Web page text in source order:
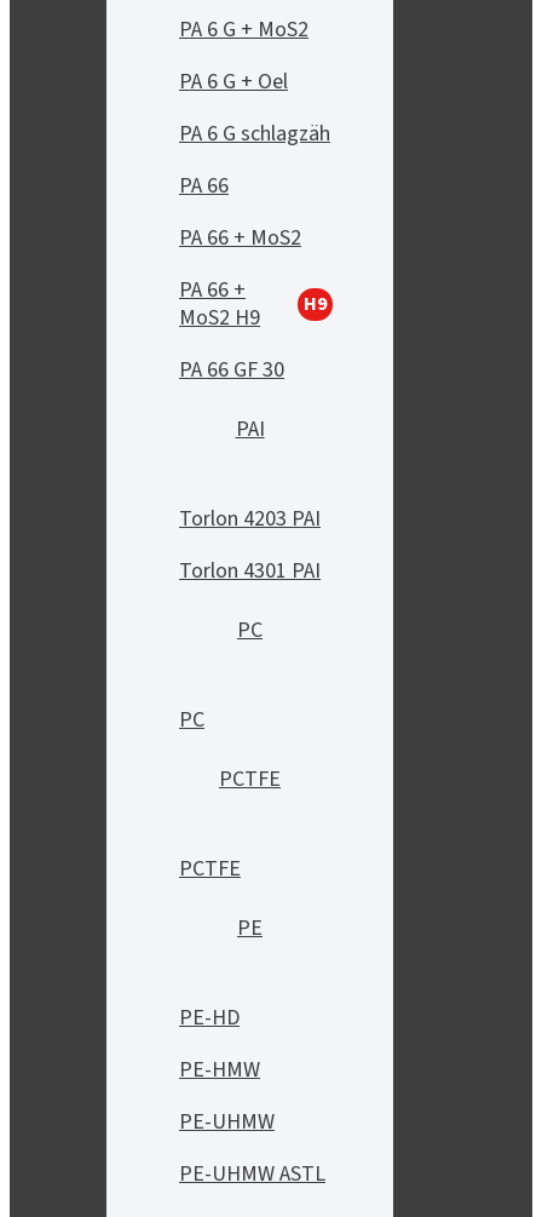
PA 6 G + MoS2
PA 6 G + Oel
PA 6 G schlagzäh
PA 66
PA 66 + MoS2
PA 66 +
MoS2 H9
H9
PA 66 GF 30
PAI
Torlon 4203 PAI
Torlon 4301 PAI
PC
PC
PCTFE
PCTFE
PE
PE-HD
PE-HMW
PE-UHMW
PE-UHMW ASTL